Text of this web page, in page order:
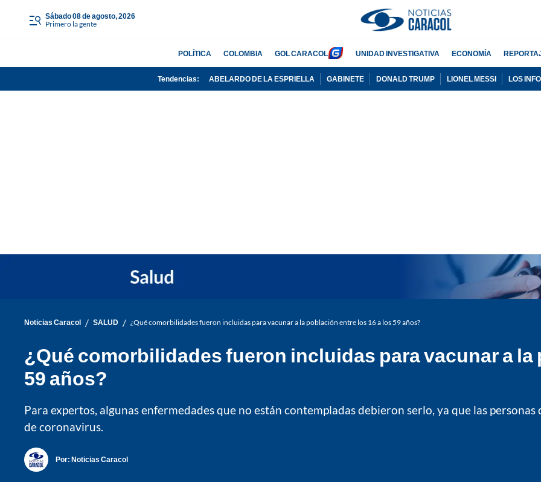
sábado 08 de agosto, 2026
Primero la gente
POLÍTICA COLOMBIA GOL CARACOL UNIDAD INVESTIGATIVA ECONOMÍA
Tendencias: ABELARDO DE LA ESPRIELLA GABINETE DONALD TRUMP LIONEL MESSI LOS
Noticias Caracol / SALUD / ¿Qué comorbilidades fueron incluidas para vacunar a la población entre los 16 a los 59 años?
¿Qué comorbilidades fueron incluidas para vacunar a la
59 años?
Para expertos, algunas enfermedades que no están contempladas debieron serlo, ya que las
de coronavirus.
Por: Noticias Caracol